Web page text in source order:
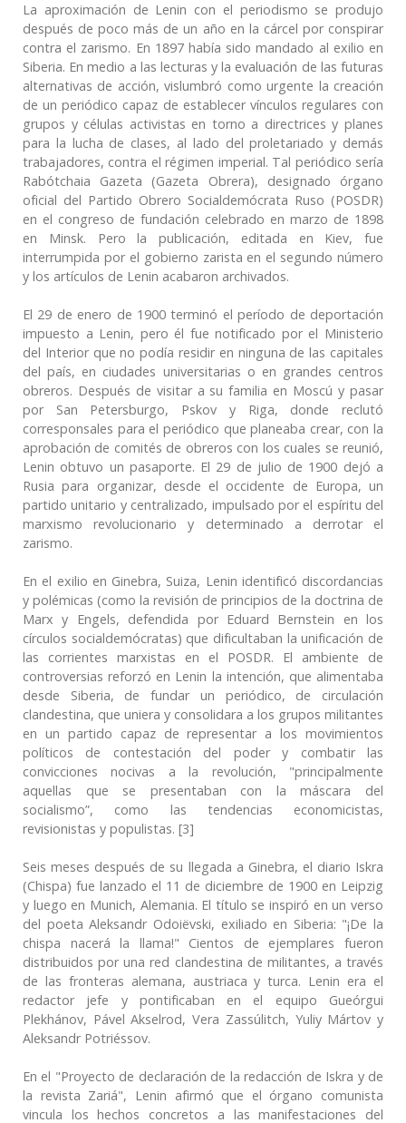
La aproximación de Lenin con el periodismo se produjo
después de poco más de un año en la cárcel por conspirar
contra el zarismo. En 1897 había sido mandado al exilio en
Siberia. En medio a las lecturas y la evaluación de las futuras
alternativas de acción, vislumbró como urgente la creación
de un periódico capaz de establecer vínculos regulares con
grupos y células activistas en torno a directrices y planes
para la lucha de clases, al lado del proletariado y demás
trabajadores, contra el régimen imperial. Tal periódico sería
Rabótchaia Gazeta (Gazeta Obrera), designado órgano
oficial del Partido Obrero Socialdemócrata Ruso (POSDR)
en el congreso de fundación celebrado en marzo de 1898
en Minsk. Pero la publicación, editada en Kiev, fue
interrumpida por el gobierno zarista en el segundo número
y los artículos de Lenin acabaron archivados.
El 29 de enero de 1900 terminó el período de deportación
impuesto a Lenin, pero él fue notificado por el Ministerio
del Interior que no podía residir en ninguna de las capitales
del país, en ciudades universitarias o en grandes centros
obreros. Después de visitar a su familia en Moscú y pasar
por San Petersburgo, Pskov y Riga, donde reclutó
corresponsales para el periódico que planeaba crear, con la
aprobación de comités de obreros con los cuales se reunió,
Lenin obtuvo un pasaporte. El 29 de julio de 1900 dejó a
Rusia para organizar, desde el occidente de Europa, un
partido unitario y centralizado, impulsado por el espíritu del
marxismo revolucionario y determinado a derrotar el
zarismo.
En el exilio en Ginebra, Suiza, Lenin identificó discordancias
y polémicas (como la revisión de principios de la doctrina de
Marx y Engels, defendida por Eduard Bernstein en los
círculos socialdemócratas) que dificultaban la unificación de
las corrientes marxistas en el POSDR. El ambiente de
controversias reforzó en Lenin la intención, que alimentaba
desde Siberia, de fundar un periódico, de circulación
clandestina, que uniera y consolidara a los grupos militantes
en un partido capaz de representar a los movimientos
políticos de contestación del poder y combatir las
convicciones nocivas a la revolución, "principalmente
aquellas que se presentaban con la máscara del
socialismo”, como las tendencias economicistas,
revisionistas y populistas. [3]
Seis meses después de su llegada a Ginebra, el diario Iskra
(Chispa) fue lanzado el 11 de diciembre de 1900 en Leipzig
y luego en Munich, Alemania. El título se inspiró en un verso
del poeta Aleksandr Odoiëvski, exiliado en Siberia: "¡De la
chispa nacerá la llama!" Cientos de ejemplares fueron
distribuidos por una red clandestina de militantes, a través
de las fronteras alemana, austriaca y turca. Lenin era el
redactor jefe y pontificaban en el equipo Gueórgui
Plekhánov, Pável Akselrod, Vera Zassúlitch, Yuliy Mártov y
Aleksandr Potriéssov.
En el "Proyecto de declaración de la redacción de Iskra y de
la revista Zariá", Lenin afirmó que el órgano comunista
vincula los hechos concretos a las manifestaciones del